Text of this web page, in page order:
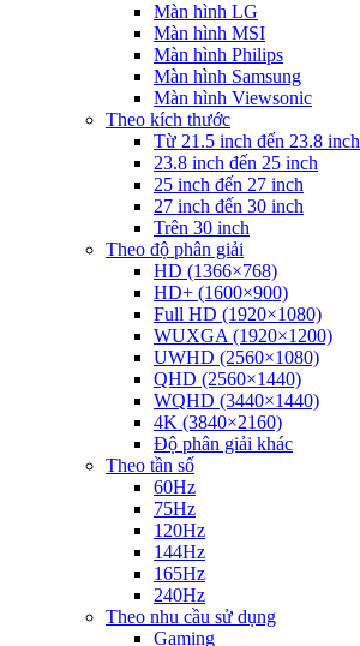
Màn hình LG
Màn hình MSI
Màn hình Philips
Màn hình Samsung
Màn hình Viewsonic
Theo kích thước
Từ 21.5 inch đến 23.8 inch
23.8 inch đến 25 inch
25 inch đến 27 inch
27 inch đến 30 inch
Trên 30 inch
Theo độ phân giải
HD (1366×768)
HD+ (1600×900)
Full HD (1920×1080)
WUXGA (1920×1200)
UWHD (2560×1080)
QHD (2560×1440)
WQHD (3440×1440)
4K (3840×2160)
Độ phân giải khác
Theo tần số
60Hz
75Hz
120Hz
144Hz
165Hz
240Hz
Theo nhu cầu sử dụng
Gaming